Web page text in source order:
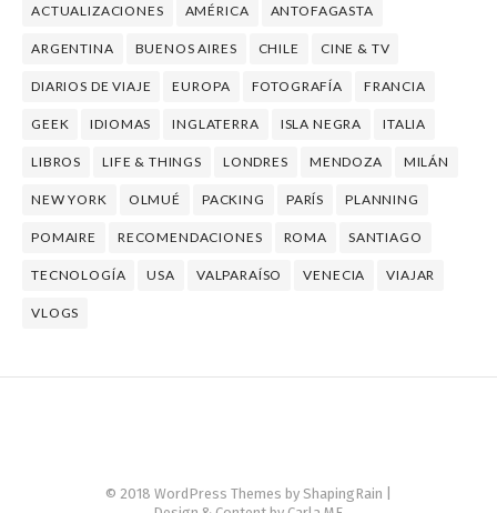
ACTUALIZACIONES AMÉRICA ANTOFAGASTA
ARGENTINA BUENOS AIRES CHILE CINE & TV
DIARIOS DE VIAJE EUROPA FOTOGRAFÍA FRANCIA
GEEK IDIOMAS INGLATERRA ISLA NEGRA ITALIA
LIBROS LIFE & THINGS LONDRES MENDOZA MILÁN
NEW YORK OLMUÉ PACKING PARÍS PLANNING
POMAIRE RECOMENDACIONES ROMA SANTIAGO
TECNOLOGÍA USA VALPARAÍSO VENECIA VIAJAR
VLOGS
© 2018 WordPress Themes by ShapingRain